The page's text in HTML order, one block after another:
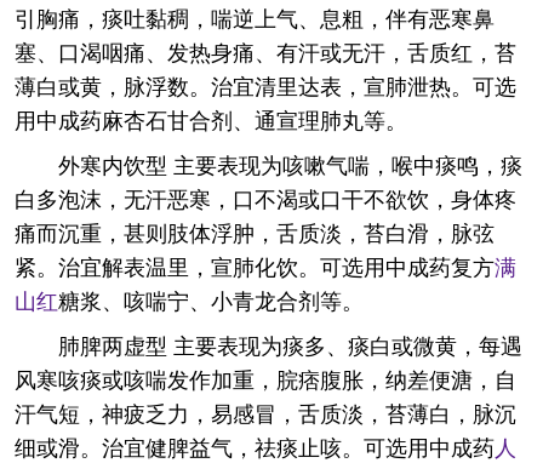
引胸痛，痰吐黏稠，喘逆上气、息粗，伴有恶寒鼻
塞、口渴咽痛、发热身痛、有汗或无汗，舌质红，苔
薄白或黄，脉浮数。治宜清里达表，宣肺泄热。可选
用中成药麻杏石甘合剂、通宣理肺丸等。
外寒内饮型 主要表现为咳嗽气喘，喉中痰鸣，痰
白多泡沫，无汗恶寒，口不渴或口干不欲饮，身体疼
痛而沉重，甚则肢体浮肿，舌质淡，苔白滑，脉弦
紧。治宜解表温里，宣肺化饮。可选用中成药复方满
山红糖浆、咳喘宁、小青龙合剂等。
肺脾两虚型 主要表现为痰多、痰白或微黄，每遇
风寒咳痰或咳喘发作加重，脘痞腹胀，纳差便溏，自
汗气短，神疲乏力，易感冒，舌质淡，苔薄白，脉沉
细或滑。治宜健脾益气，祛痰止咳。可选用中成药人